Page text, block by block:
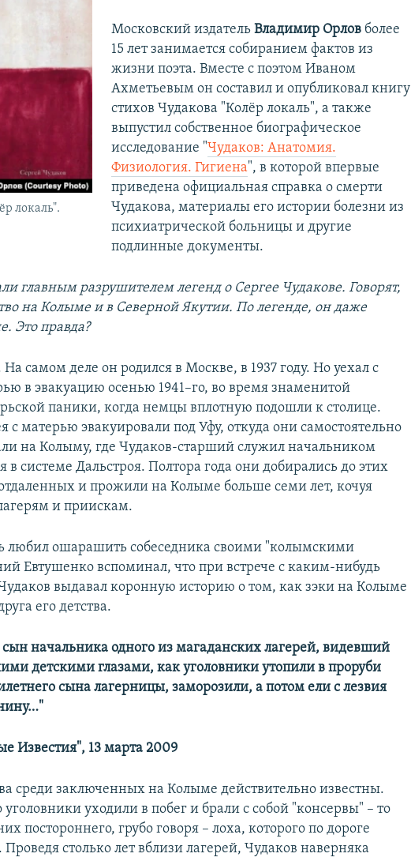
локаль".
Московский издатель Владимир Орловболее
15 лет занимается собиранием фактов из
жизни поэта. Вместе с поэтом Иваном
Ахметьевым он составил и опубликовал книгу
стихов Чудакова "Колёр локаль", а также
выпустил собственное биографическое
исследование "Чудаков: Анатомия.
Физиология. Гигиена", в которой впервые
приведена официальная справка о смерти
Чудакова, материалы его истории болезни из
психиатрической больницы и другие
подлинные документы.
главным разрушителем легенд о Сергее Чудакове. Говорят,
на Колыме и в Северной Якутии. По легенде, он даже
Это правда?
На самом деле он родился в Москве, в 1937 году. Но уехал с
в эвакуацию осенью 1941–го, во время знаменитой
паники, когда немцы вплотную подошли к столице.
с матерью эвакуировали под Уфу, откуда они самостоятельно
на Колыму, где Чудаков-старший служил начальником
в системе Дальстроя. Полтора года они добирались до этих
и прожили на Колыме больше семи лет, кочуя
и приискам.
любил ошарашить собеседника своими "колымскими
Евтушенко вспоминал, что при встрече с каким-нибудь
выдавал коронную историю о том, как зэки на Колыме
его детства.
начальника одного из магаданских лагерей, видевший
детскими глазами, как уголовники утопили в проруби
сына лагерницы, заморозили, а потом ели с лезвия
Известия", 13 марта 2009
среди заключенных на Колыме действительно известны.
уходили в побег и брали с собой "консервы" – то
постороннего, грубо говоря – лоха, которого по дороге
столько лет вблизи лагерей, Чудаков наверняка